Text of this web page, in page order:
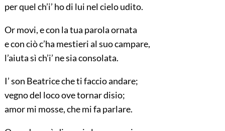
per quel ch’i’ ho di lui nel cielo udito.
Or movi, e con la tua parola ornata
e con ciò c’ha mestieri al suo campare,
l’aiuta sì ch’i’ ne sia consolata.
I’ son Beatrice che ti faccio andare;
vegno del loco ove tornar disio;
amor mi mosse, che mi fa parlare.